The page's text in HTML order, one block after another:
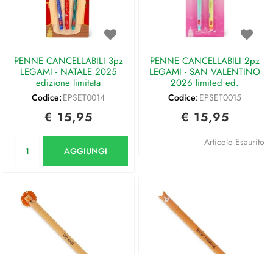
PENNE CANCELLABILI 3pz
LEGAMI - NATALE 2025
edizione limitata
Codice: EPSET0014
€ 15,95
AGGIUNGI
PENNE CANCELLABILI 2pz
LEGAMI - SAN VALENTINO
2026 limited ed.
Codice: EPSET0015
€ 15,95
Articolo Esaurito